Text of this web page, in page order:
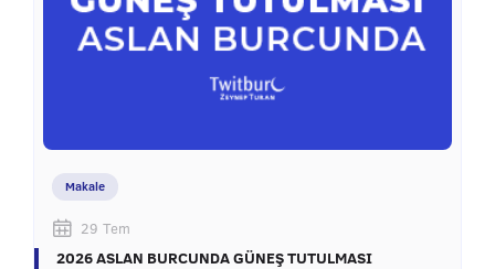
Makale
29 Tem
2026 ASLAN BURCUNDA GÜNEŞ TUTULMASI